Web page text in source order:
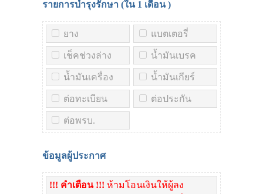
รายการบำรุงรักษา (ใน 1 เดือน)
ยาง แบตเตอรี่
เช็คช่วงล่าง น้ำมันเบรค
น้ำมันเครื่อง น้ำมันเกียร์
ต่อทะเบียน ต่อประกัน
ต่อพรบ.
ข้อมูลผู้ประกาศ
!!! คำเตือน !!! ห้ามโอนเงินให้ผู้ลง